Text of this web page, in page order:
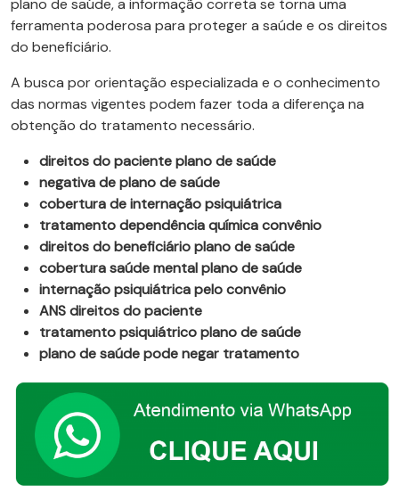
plano de saúde, a informação correta se torna uma
ferramenta poderosa para proteger a saúde e os direitos
do beneficiário.
A busca por orientação especializada e o conhecimento
das normas vigentes podem fazer toda a diferença na
obtenção do tratamento necessário.
direitos do paciente plano de saúde
negativa de plano de saúde
cobertura de internação psiquiátrica
tratamento dependência química convênio
direitos do beneficiário plano de saúde
cobertura saúde mental plano de saúde
internação psiquiátrica pelo convênio
ANS direitos do paciente
tratamento psiquiátrico plano de saúde
plano de saúde pode negar tratamento